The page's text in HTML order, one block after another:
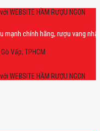
WEBSITE HẦM RƯỢU NGON
chính hãng, rượu vang nhập
Vấp, TPHCM
WEBSITE HẦM RƯỢU NGON